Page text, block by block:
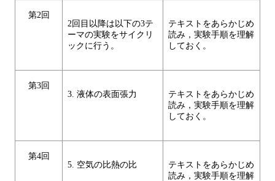
第2回
2回目以降は以下の3テ
ーマの実験をサイクリ
ックに行う。
テキストをあらかじめ
読み，実験手順を理解
しておく。
第3回
3. 液体の表面張力
テキストをあらかじめ
読み，実験手順を理解
しておく。
第4回
5. 空気の比熱の比
テキストをあらかじめ
読み，実験手順を理解